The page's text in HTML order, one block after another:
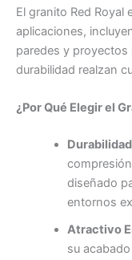
El granito Red Royal
aplicaciones,
paredes y
durabilidad realzan
¿Por Qué Elegir el
diseñado
entornos
Atractivo
su